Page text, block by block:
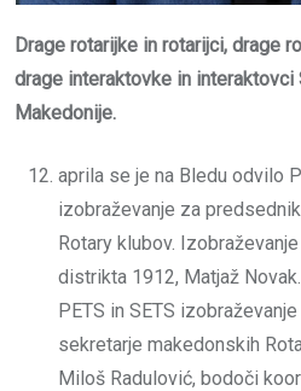
Drage rotarijke in rotarijci, drage
drage interaktovke in interaktovci
Makedonije.
aprila se je na Bledu odvilo
izobraževanje za
Rotary klubov.
distrikta 1912, Matjaž
PETS in SETS
sekretarje makedonskih
Miloš Radulović, bodoči